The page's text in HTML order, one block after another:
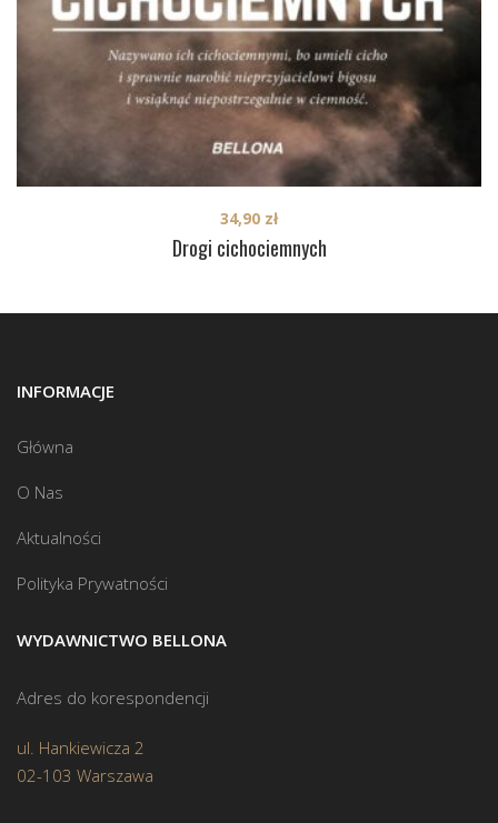
Drogi cichociemnych
34,90 zł
INFORMACJE
Główna
O Nas
Aktualności
Polityka Prywatności
WYDAWNICTWO BELLONA
Adres do korespondencji
ul. Hankiewicza 2
02-103 Warszawa